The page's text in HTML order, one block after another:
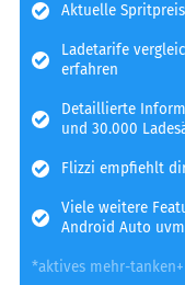
Aktuelle
Ladetarife
erfahren
Detaillierte
und 30.000
Flizzi empfiehlt
Viele weitere
Android Auto
*aktives mehr-